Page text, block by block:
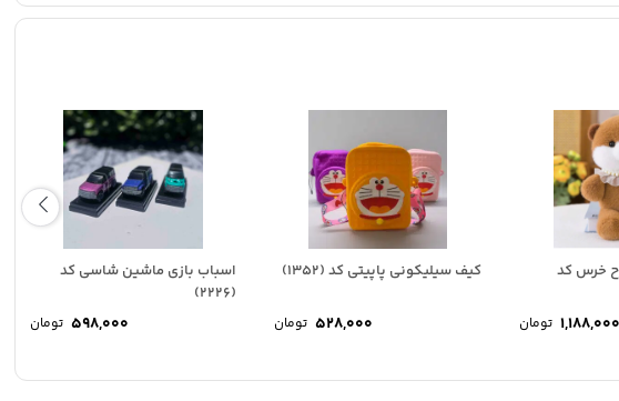
خرس کد
1,188,000 تومان
کیف سیلیکونی پاپیتی کد (1352)
528,000 تومان
اسباب بازی ماشین شاسی کد
(2226)
598,000 تومان